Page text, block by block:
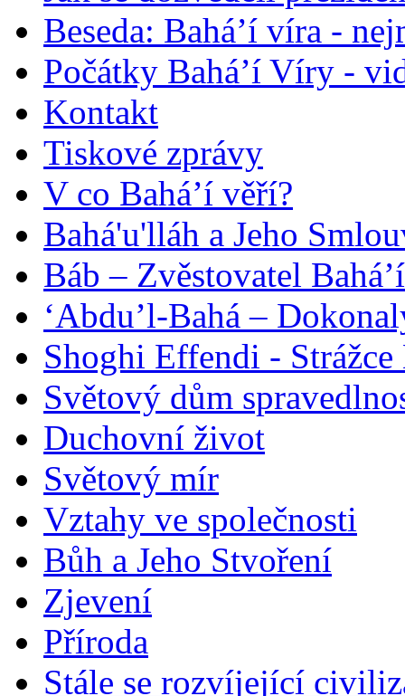
Beseda: Bahá’í víra -
Počátky Bahá’í Víry -
Kontakt
Tiskové zprávy
V co Bahá’í věří?
Bahá'u'lláh a Jeho
Báb – Zvěstovatel
‘Abdu’l-Bahá –
Shoghi Effendi -
Světový dům
Duchovní život
Světový mír
Vztahy ve společnosti
Bůh a Jeho Stvoření
Zjevení
Příroda
Stále se rozvíjející